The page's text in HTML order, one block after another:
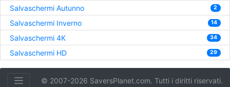
Salvaschermi Autunno 2
Salvaschermi Inverno 14
Salvaschermi 4K 34
Salvaschermi HD 29
© 2007-2026 SaversPlanet.com. Tutti i diritti riservati.